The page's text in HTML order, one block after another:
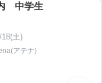
中学生
土)
アテナ)